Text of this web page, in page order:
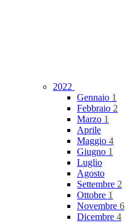
2022
Gennaio 1
Febbraio 2
Marzo 1
Aprile
Maggio 4
Giugno 1
Luglio
Agosto
Settembre 2
Ottobre 1
Novembre 6
Dicembre 4